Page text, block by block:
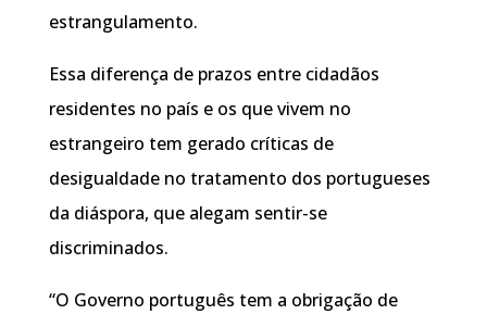
estrangulamento.
Essa diferença de prazos entre cidadãos
residentes no país e os que vivem no
estrangeiro tem gerado críticas de
desigualdade no tratamento dos portugueses
da diáspora, que alegam sentir-se
discriminados.
“O Governo português tem a obrigação de